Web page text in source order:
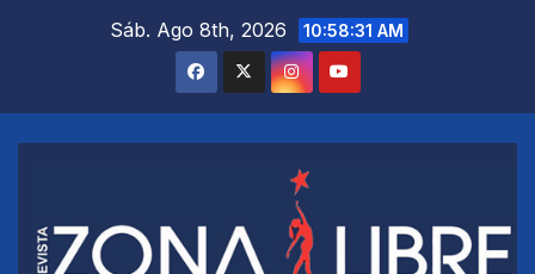
Sáb. Ago 8th, 2026 10:58:32 AM